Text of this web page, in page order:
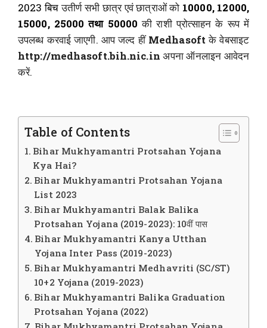
2023 बिचउतीर्ण सभी छात्र एवं छात्राओं को 10000, 12000,
15000, 25000 तथा 50000 की राशी प्रोत्साहन के रूप में
उपलब्ध करवाई जाएगी. आप जल्द हींMedhasoftके वेबसाइट
http://medhasoft.bih.nic.in अपना ऑनलाइन आवेदन
करें.
Table of Contents
Bihar Mukhyamantri Protsahan Yojana
Kya Hai?
Bihar Mukhyamantri Protsahan Yojana
List 2023
Bihar Mukhyamantri Balak Balika
Protsahan Yojana (2019-2023): 10वीं पास
Bihar Mukhyamantri Kanya Utthan
Yojana Inter Pass (2019-2023)
Bihar Mukhyamantri Medhavriti (SC/ST)
10+2 Yojana (2019-2023)
Bihar Mukhyamantri Balika Graduation
Protsahan Yojana (2022)